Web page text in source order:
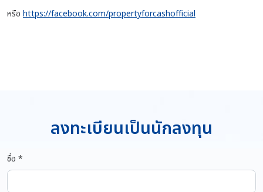
หรือ https://facebook.com/propertyforcashofficial
ลงทะเบียนเป็นนักลงทุน
ชื่อ *